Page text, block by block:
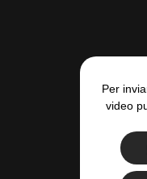
Per
video